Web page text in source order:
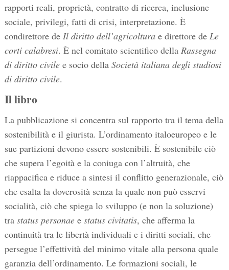
rapporti reali, proprietà, contratto di ricerca, inclusione
sociale, privilegi, fatti di crisi, interpretazione. È
condirettore de Il diritto dell’agricolturae direttore de Le
corti calabresi. È nel comitato scientifico della Rassegna
di diritto civilee socio della Società italiana degli studiosi
di diritto civile.
Il libro
La pubblicazione si concentra sul rapporto tra il tema della
sostenibilità e il giurista. L’ordinamento italoeuropeo e le
sue partizioni devono essere sostenibili. È sostenibile ciò
che supera l’egoità e la coniuga con l’altruità, che
riappacifica e riduce a sintesi il conflitto generazionale, ciò
che esalta la doverosità senza la quale non può esservi
socialità, ciò che spiega lo sviluppo (e non la soluzione)
tra status personaee status civitatis, che afferma la
continuità tra le libertà individuali e i diritti sociali, che
persegue l’effettività del minimo vitale alla persona quale
garanzia dell’ordinamento. Le formazioni sociali, le